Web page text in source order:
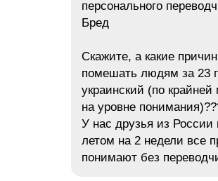
персонального
Бред
Скажите, а какие
помешать людям за 23
украинский (по крайней
на уровне
У нас друзья из России
летом на 2 недели все
понимают без